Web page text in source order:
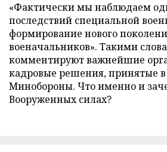
«Фактически мы наблюдаем
последствий специальной
формирование нового
военачальников». Такими
комментируют важнейшие
кадровые решения, принятые в
Минобороны. Что именно и
Вооруженных силах?